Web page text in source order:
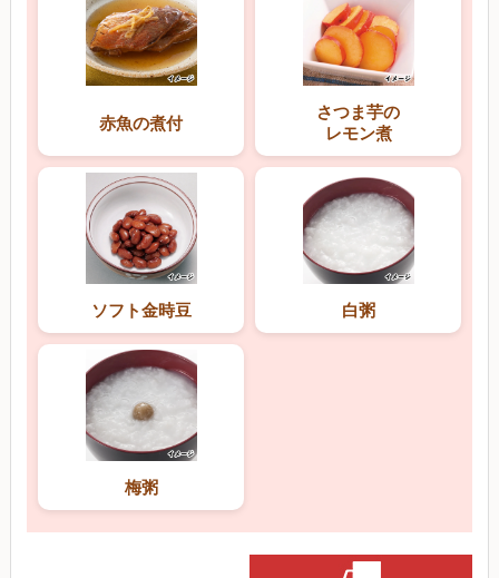
赤魚の煮付
さつま芋の
レモン煮
ソフト金時豆 白粥
梅粥